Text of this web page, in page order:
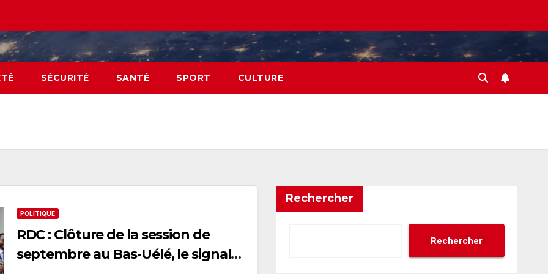
SÉCURITÉ SANTÉ SPORT CULTURE
POLITIQUE
RDC : Clôture de la session de
septembre au Bas-Uélé, le signal
Rechercher
Rechercher